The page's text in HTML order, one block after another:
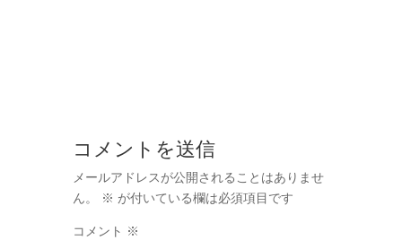
コメントを送信
メールアドレスが公開されることはありませ
ん。
※ が付いている欄は必須項目です
コメント ※